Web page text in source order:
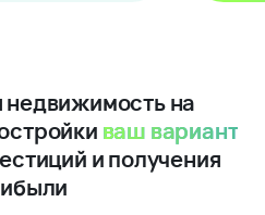
на
ваш вариант
и получения